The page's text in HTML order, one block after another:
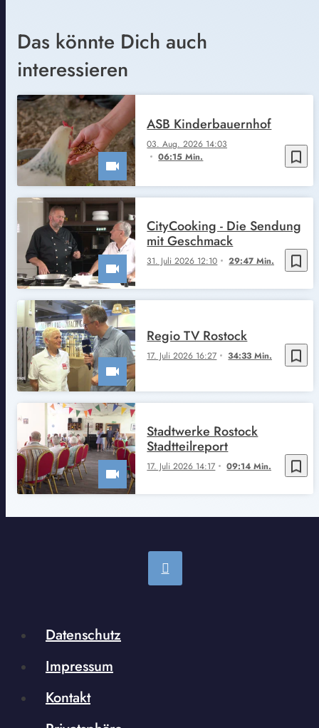
Das könnte Dich auch
interessieren
bookmark_border
03. Aug. 2026 14:03
06:15 Min.
ASB Kinderbauernhof
bookmark_border
31. Juli 2026 12:10 29:47 Min.
CityCooking - Die Sendung
mit Geschmack
bookmark_border
17. Juli 2026 16:27 34:33 Min.
Regio TV Rostock
bookmark_border
17. Juli 2026 14:17 09:14 Min.
Stadtwerke Rostock
Stadtteilreport
Datenschutz
Impressum
Kontakt